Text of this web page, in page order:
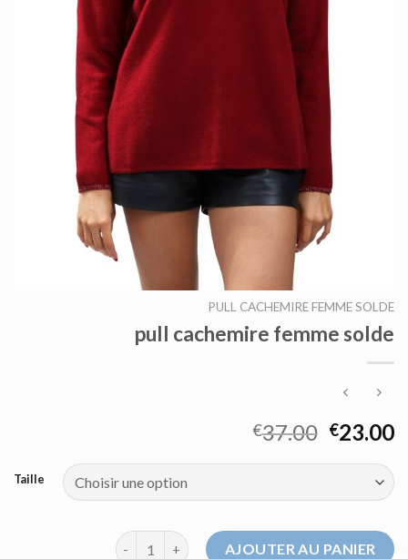
PULL CACHEMIRE FEMME SOLDE
pull cachemire femme solde
€37.00 €23.00
Taille
quantité de pull cachemire femme solde
AJOUTER AU PANIER